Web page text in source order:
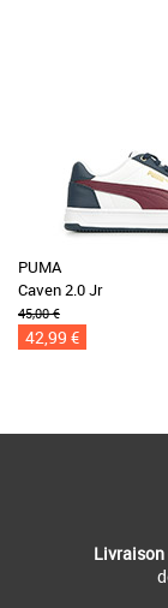
PUMA
Caven 2.0 Jr
45,00 €
42,99 €